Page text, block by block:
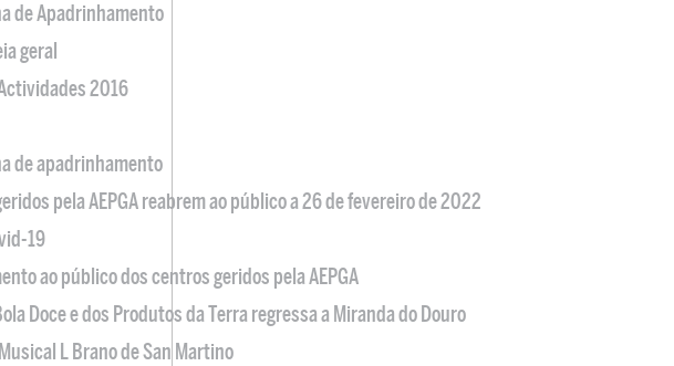
de Apadrinhamento
geral
2016
de apadrinhamento
pela AEPGA reabrem ao público a 26 de fevereiro de 2022
19
ao público dos centros geridos pela AEPGA
Doce e dos Produtos da Terra regressa a Miranda do Douro
L Brano de San Martino